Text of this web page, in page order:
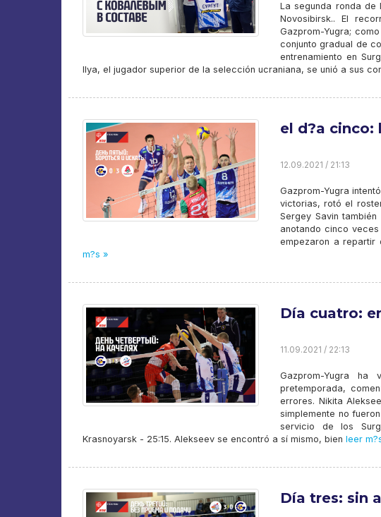
La segunda ronda de
Novosibirsk.. El
Gazprom-Yugra;
conjunto gradual de
entrenamiento en
Ilya, el jugador superior de la selección ucraniana, se unió a sus
el d?a cinco:
12.09.2021 / 21:13
Gazprom-Yugra
victorias, rotó el
Sergey Savin
anotando cinco
empezaron a repartir
m?s »
Día cuatro:
11.09.2021 / 22:13
Gazprom-Yugra
pretemporada,
errores. Nikita
simplemente no
servicio de los
Krasnoyarsk - 25:15. Alekseev se encontró a sí mismo, bien leer
Día tres: sin